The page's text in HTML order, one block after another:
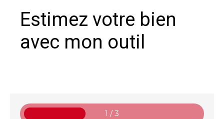
Estimez votre bien
avec mon outil
1 / 3